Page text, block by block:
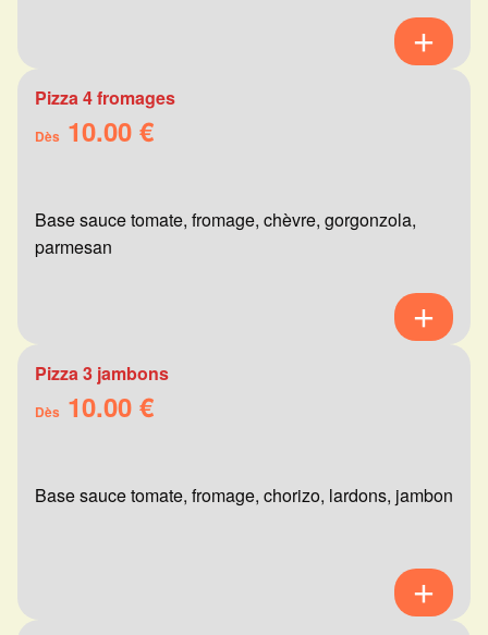
Pizza 4 fromages
Dès 10.00 €
Base sauce tomate, fromage, chèvre, gorgonzola,
parmesan
Pizza 3 jambons
Dès 10.00 €
Base sauce tomate, fromage, chorizo, lardons, jambon